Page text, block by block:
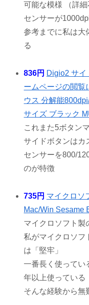
可能な模様 （詳細
センサーが
参考までに私は大
る
836円 Digio2 サイ
ームページの閲覧
ウス 分解能
サイズ ブラック
これまた5ボタン
サイドボタンはカ
センサーを800/
のが特徴
735円 マイクロソ
Mac/Win Sesame
マイクロソフト製
私がマイクロソフ
は「堅牢」
一番長く使ってい
年以上使っている
そんな経験から無